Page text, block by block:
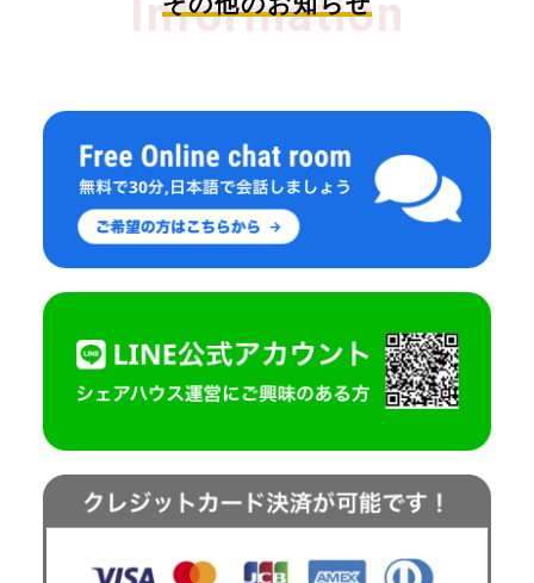
Information